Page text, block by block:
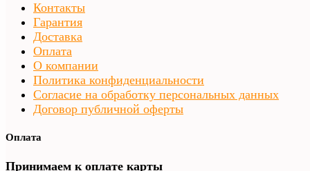
Контакты
Гарантия
Доставка
Оплата
О компании
Политика конфиденциальности
Согласие на обработку персональных данных
Договор публичной оферты
Оплата
Принимаем к оплате карты